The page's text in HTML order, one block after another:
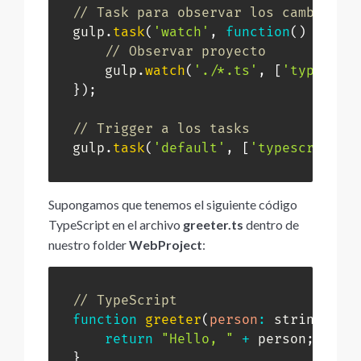
// Task para observar los cambios
gulp . task( 'watch' , function( )
// Observar proyecto
    gulp
.watch( './*.ts' , [
} ) ;
// Trigger a los tasks
gulp . task( 'default' , [ 'typescript'
Supongamos que tenemos el siguiente código
TypeScript en el archivo greeter.ts dentro de
nuestro folderWebProject:
// TypeScript
function greeter( person : string
return
"Hello, " + person ;